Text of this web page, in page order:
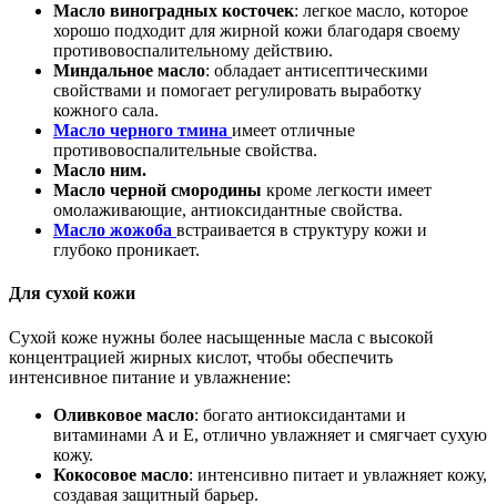
Масло виноградных косточек: легкое масло, которое
хорошо подходит для жирной кожи благодаря своему
противовоспалительному действию.
Миндальное масло: обладает антисептическими
свойствами и помогает регулировать выработку
кожного сала.
Масло черного тмина имеет отличные
противовоспалительные свойства.
Масло ним.
Масло черной смородины кроме легкости имеет
омолаживающие, антиоксидантные свойства.
Масло жожоба встраивается в структуру кожи и
глубоко проникает.
Для сухой кожи
Сухой коже нужны более насыщенные масла с высокой
концентрацией жирных кислот, чтобы обеспечить
интенсивное питание и увлажнение:
Оливковое масло: богато антиоксидантами и
витаминами A и E, отлично увлажняет и смягчает сухую
кожу.
Кокосовое масло: интенсивно питает и увлажняет кожу,
создавая защитный барьер.